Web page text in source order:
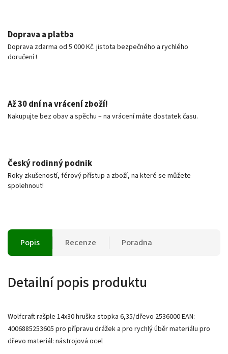
Doprava a platba
Doprava zdarma od 5 000 Kč. jistota bezpečného a rychlého
doručení !
Až 30 dní na vrácení zboží!
Nakupujte bez obav a spěchu – na vrácení máte dostatek času.
Český rodinný podnik
Roky zkušeností, férový přístup a zboží, na které se můžete
spolehnout!
Popis Recenze Poradna
Detailní popis produktu
Wolfcraft rašple 14x30 hruška stopka 6,35/dřevo 2536000 EAN:
4006885253605 pro přípravu drážek a pro rychlý úběr materiálu pro
dřevo materiál: nástrojová ocel